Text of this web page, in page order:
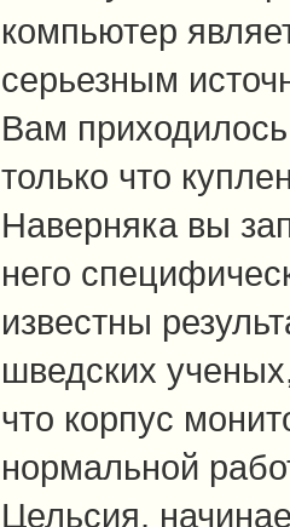
компьютер
серьезным
Вам
только что
Наверняка вы
него
известны
шведских
что корпус
нормальной
Цельсия,